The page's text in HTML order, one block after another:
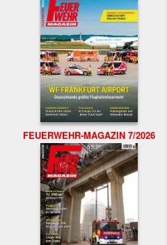
FEUERWEHR-MAGAZIN 7/2026